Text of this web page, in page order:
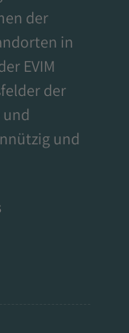
der
in
EVIM
der
und